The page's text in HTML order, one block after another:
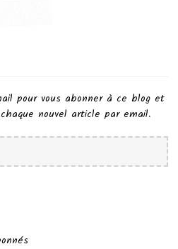
pour vous abonner à ce blog et
nouvel article par email.